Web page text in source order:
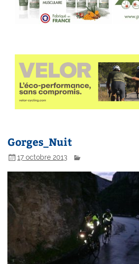
Gorges_Nuit
17 octobre 2013